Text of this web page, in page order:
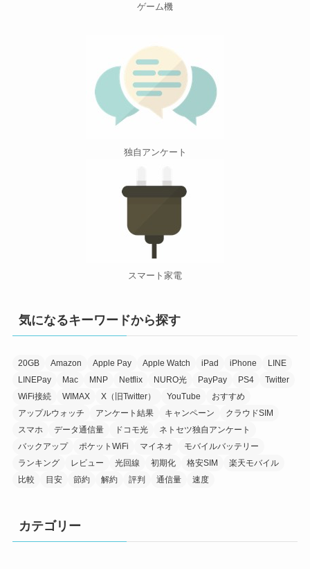
ゲーム機
独自アンケート
スマート家電
気になるキーワードから探す
20GB Amazon Apple Pay Apple Watch iPad iPhone
LINE
LINEPay
Mac MNP Netflix NURO光 PayPay PS4
Twitter
WiFi接続
WIMAX X（旧Twitter） YouTube
おすすめ
アップルウォッチ
アンケート結果 キャンペーン
クラウドSIM
スマホ
データ通信量 ドコモ光
ネトセツ独自アンケート
バックアップ
ポケットWiFi マイネオ
モバイルバッテリー
ランキング
レビュー 光回線 初期化 格安SIM
楽天モバイル
比較
目安 節約 解約 評判 通信量 速度
カテゴリー